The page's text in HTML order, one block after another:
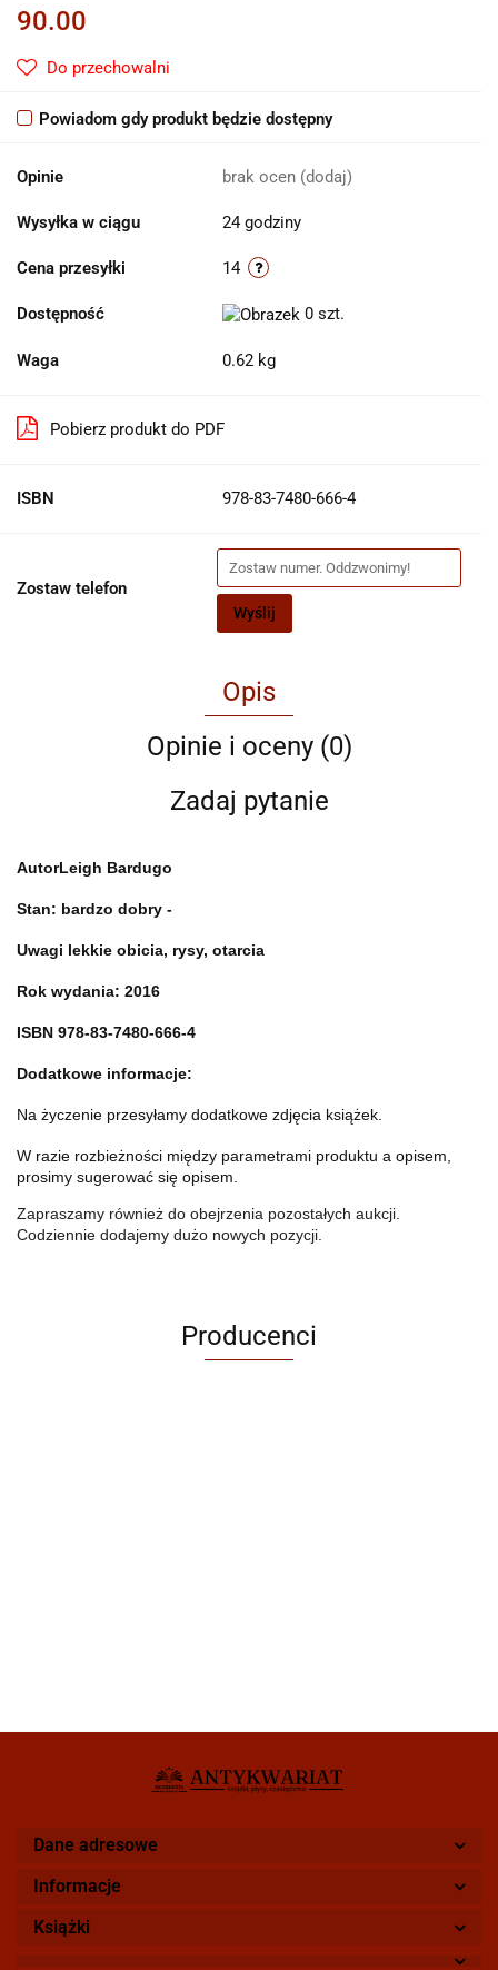
90.00
Do przechowalni
Powiadom gdy produkt będzie dostępny
Opinie brak ocen (dodaj)
Wysyłka w ciągu 24 godziny
Cena przesyłki 14
Dostępność 0 szt.
Waga 0.62 kg
Pobierz produkt do PDF
ISBN 978-83-7480-666-4
Zostaw telefon
Wyślij
Opis
Opinie i oceny (0)
Zadaj pytanie
AutorLeigh Bardugo
Stan: bardzo dobry -
Uwagi lekkie obicia, rysy, otarcia
Rok wydania: 2016
ISBN 978-83-7480-666-4
Dodatkowe informacje:
Na życzenie przesyłamy dodatkowe zdjęcia książek.
W razie rozbieżności między parametrami produktu a opisem,
prosimy sugerować się opisem.
Zapraszamy również do obejrzenia pozostałych aukcji.
Codziennie dodajemy dużo nowych pozycji.
Producenci
Dane adresowe
Informacje
Książki